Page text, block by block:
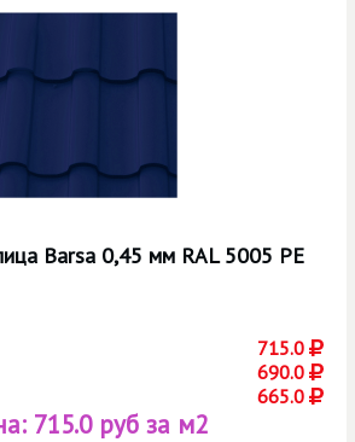
Barsa 0,45 мм RAL 5005 РЕ
715.0
690.0
665.0
715.0 руб за м2